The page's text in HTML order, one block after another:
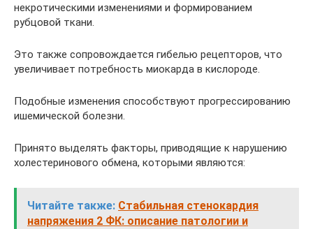
некротическими изменениями и формированием
рубцовой ткани.
Это также сопровождается гибелью рецепторов, что
увеличивает потребность миокарда в кислороде.
Подобные изменения способствуют прогрессированию
ишемической болезни.
Принято выделять факторы, приводящие к нарушению
холестеринового обмена, которыми являются:
Читайте также: Стабильная стенокардия
напряжения 2 ФК: описание патологии и